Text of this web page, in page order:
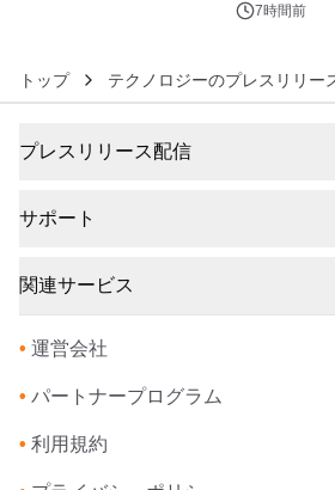
7時間前
トップ テクノロジーのプレスリリー
プレスリリース配信
サポート
関連サービス
• 運営会社
• パートナープログラム
• 利用規約